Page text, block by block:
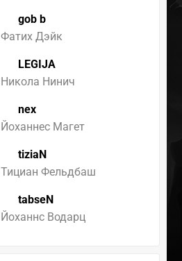
gob b
Фатих Дэйк
LEGIJA
Никола Нинич
nex
Йоханнеc Магет
tiziaN
Тициан Фельдбаш
tabseN
Йоханнс Водарц